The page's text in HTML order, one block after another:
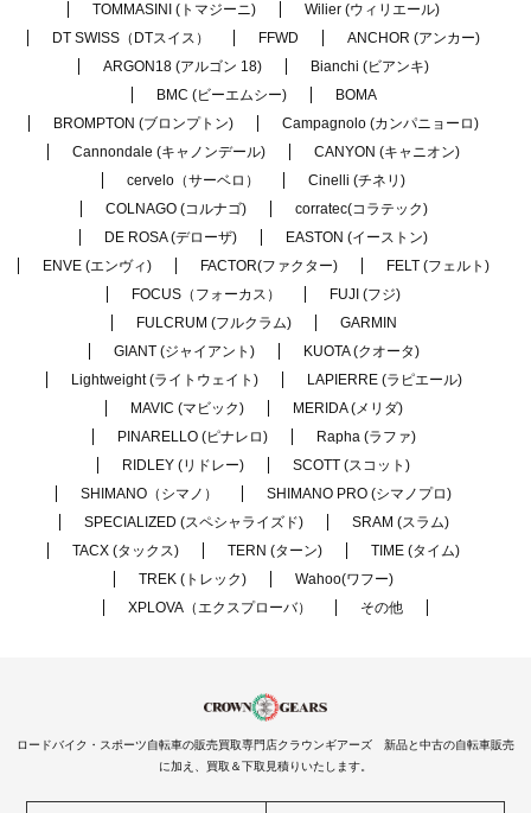
TOMMASINI (トマジーニ)
Wilier (ウィリエール)
DT SWISS（DTスイス）
FFWD
ANCHOR (アンカー)
ARGON18 (アルゴン 18)
Bianchi (ビアンキ)
BMC (ビーエムシー)
BOMA
BROMPTON (ブロンプトン)
Campagnolo (カンパニョーロ)
Cannondale (キャノンデール)
CANYON (キャニオン)
cervelo（サーベロ）
Cinelli (チネリ)
COLNAGO (コルナゴ)
corratec(コラテック)
DE ROSA (デローザ)
EASTON (イーストン)
ENVE (エンヴィ)
FACTOR(ファクター)
FELT (フェルト)
FOCUS（フォーカス）
FUJI (フジ)
FULCRUM (フルクラム)
GARMIN
GIANT (ジャイアント)
KUOTA (クオータ)
Lightweight (ライトウェイト)
LAPIERRE (ラピエール)
MAVIC (マビック)
MERIDA (メリダ)
PINARELLO (ピナレロ)
Rapha (ラファ)
RIDLEY (リドレー)
SCOTT (スコット)
SHIMANO（シマノ）
SHIMANO PRO (シマノプロ)
SPECIALIZED (スペシャライズド)
SRAM (スラム)
TACX (タックス)
TERN (ターン)
TIME (タイム)
TREK (トレック)
Wahoo(ワフー)
XPLOVA（エクスプローバ）
その他
ロードバイク・スポーツ自転車の販売買取専門店クラウンギアーズ 新品と中古の自転車販売
に加え、買取＆下取見積りいたします。